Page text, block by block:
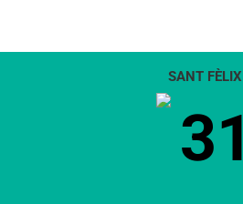
SANT FÈLIX
31